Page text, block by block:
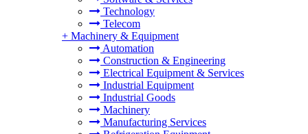
Technology
Telecom
+ Machinery & Equipment
Automation
Construction & Engineering
Electrical Equipment & Services
Industrial Equipment
Industrial Goods
Machinery
Manufacturing Services